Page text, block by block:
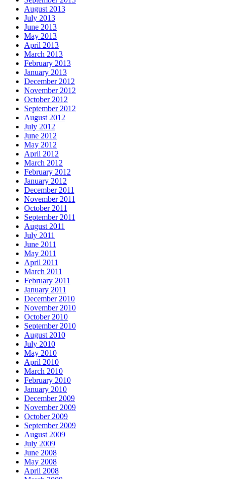
August 2013
July 2013
June 2013
May 2013
April 2013
March 2013
February 2013
January 2013
December 2012
November 2012
October 2012
September 2012
August 2012
July 2012
June 2012
May 2012
April 2012
March 2012
February 2012
January 2012
December 2011
November 2011
October 2011
September 2011
August 2011
July 2011
June 2011
May 2011
April 2011
March 2011
February 2011
January 2011
December 2010
November 2010
October 2010
September 2010
August 2010
July 2010
May 2010
April 2010
March 2010
February 2010
January 2010
December 2009
November 2009
October 2009
September 2009
August 2009
July 2009
June 2008
May 2008
April 2008